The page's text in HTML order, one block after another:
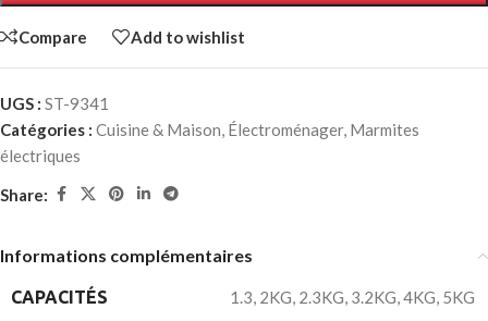
Compare Add to wishlist
UGS : ST-9341
Catégories : Cuisine & Maison, Électroménager, Marmites
électriques
Share:
Informations complémentaires
CAPACITÉS 1.3, 2KG, 2.3KG, 3.2KG,4KG, 5KG